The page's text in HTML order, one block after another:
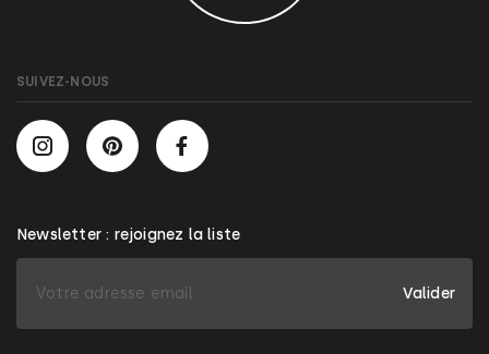
SUIVEZ-NOUS
Newsletter : rejoignez la liste
Valider